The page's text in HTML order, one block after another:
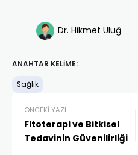
Dr. Hikmet Uluğ
ANAHTAR KELIME:
Sağlık
ÖNCEKI YAZI
Fitoterapi ve Bitkisel
Tedavinin Güvenilirliği